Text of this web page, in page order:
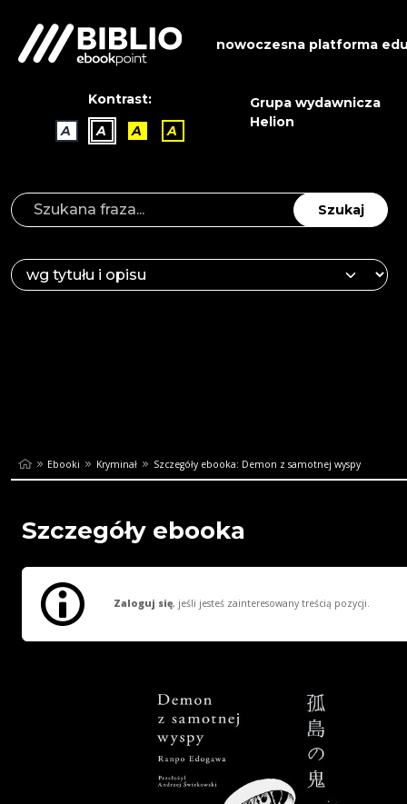
nowoczesna platforma
Kontrast:
A
A A A
Grupa wydawnicza
Helion
Szukaj
Ebooki Kryminał Szczegóły ebooka: Demon z samotnej wyspy
Szczegóły ebooka
Zaloguj się, jeśli jesteś zainteresowany treścią pozycji.